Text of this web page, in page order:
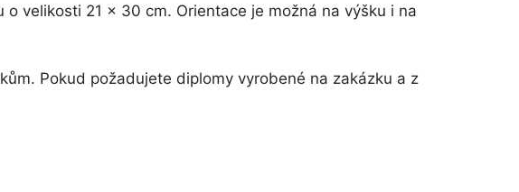
velikosti 21 x 30 cm. Orientace je možná na výšku i na
Pokud požadujete diplomy vyrobené na zakázku a z